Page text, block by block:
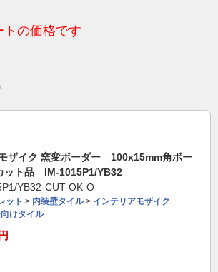
の価格です
ザイク 窯変ボーダー 100x15mm角ボー
ット品 IM-1015P1/YB32
YB32-CUT-OK-O
ット > 内装壁タイル> インテリアモザイク
けタイル
円